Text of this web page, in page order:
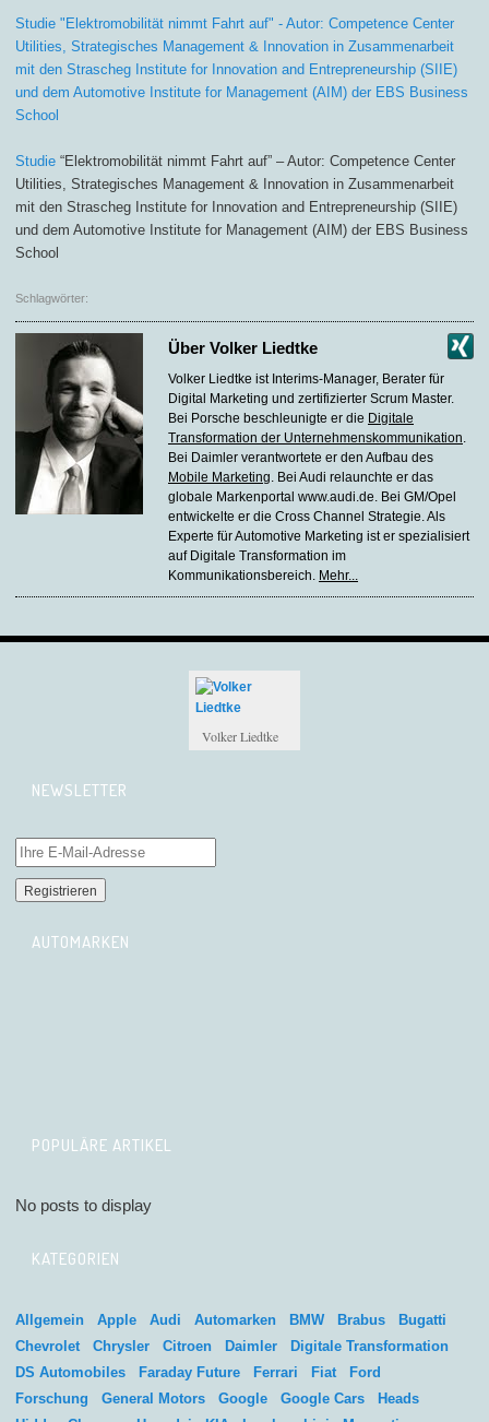
Studie "Elektromobilität nimmt Fahrt auf" - Autor: Competence Center
Utilities, Strategisches Management & Innovation in Zusammenarbeit
mit den Strascheg Institute for Innovation and Entrepreneurship (SIIE)
und dem Automotive Institute for Management (AIM) der EBS Business
School
Studie “Elektromobilität nimmt Fahrt auf” – Autor: Competence Center
Utilities, Strategisches Management & Innovation in Zusammenarbeit
mit den Strascheg Institute for Innovation and Entrepreneurship (SIIE)
und dem Automotive Institute for Management (AIM) der EBS Business
School
Schlagwörter:
Über Volker Liedtke
Volker Liedtke ist Interims-Manager, Berater für
Digital Marketing und zertifizierter Scrum Master.
Bei Porsche beschleunigte er die Digitale
Transformation der Unternehmenskommunikation
Bei Daimler verantwortete er den Aufbau des
Mobile Marketing . Bei Audi relaunchte er das
globale Markenportal www.audi.de. Bei GM/Opel
entwickelte er die Cross Channel Strategie. Als
Experte für Automotive Marketing ist er spezialisiert
auf Digitale Transformation im
Kommunikationsbereich. Mehr...
Volker Liedtke
NEWSLETTER
AUTOMARKEN
POPULÄRE ARTIKEL
No posts to display
KATEGORIEN
Allgemein Apple Audi Automarken BMW Brabus
Bugatti
Chevrolet
Chrysler Citroen Daimler
Digitale Transformation
DS Automobiles
Faraday Future Ferrari Fiat
Ford
Forschung
General Motors Google Google Cars
Heads